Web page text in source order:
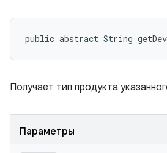
public abstract String
Получает тип продукта
Параметры